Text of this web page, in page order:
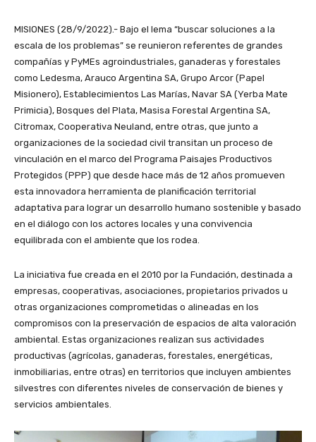
MISIONES (28/9/2022).- Bajo el lema “buscar soluciones a la
escala de los problemas” se reunieron referentes de grandes
compañías y PyMEs agroindustriales, ganaderas y forestales
como Ledesma, Arauco Argentina SA, Grupo Arcor (Papel
Misionero), Establecimientos Las Marías, Navar SA (Yerba Mate
Primicia), Bosques del Plata, Masisa Forestal Argentina SA,
Citromax, Cooperativa Neuland, entre otras, que junto a
organizaciones de la sociedad civil transitan un proceso de
vinculación en el marco del Programa Paisajes Productivos
Protegidos (PPP) que desde hace más de 12 años promueven
esta innovadora herramienta de planificación territorial
adaptativa para lograr un desarrollo humano sostenible y basado
en el diálogo con los actores locales y una convivencia
equilibrada con el ambiente que los rodea.
La iniciativa fue creada en el 2010 por la Fundación, destinada a
empresas, cooperativas, asociaciones, propietarios privados u
otras organizaciones comprometidas o alineadas en los
compromisos con la preservación de espacios de alta valoración
ambiental. Estas organizaciones realizan sus actividades
productivas (agrícolas, ganaderas, forestales, energéticas,
inmobiliarias, entre otras) en territorios que incluyen ambientes
silvestres con diferentes niveles de conservación de bienes y
servicios ambientales.